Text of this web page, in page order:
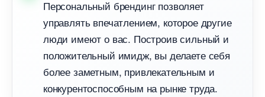
Персональный брендинг позволяет
управлять впечатлением, которое другие
люди имеют о вас. Построив сильный и
положительный имидж, вы делаете себя
олее заметным, привлекательным и
конкурентоспособным на рынке труда.